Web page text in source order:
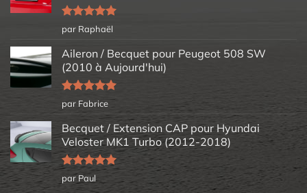
Note5sur
5
par Raphaël
Aileron / Becquet pour Peugeot 508 SW
(2010 à Aujourd'hui)
Note5sur
5
par Fabrice
Becquet / Extension CAP pour Hyundai
Veloster MK1 Turbo (2012-2018)
Note5sur
5
par Paul